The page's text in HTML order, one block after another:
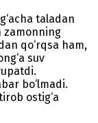
taladan
zamonning
qo‘rqsa ham,
suv
bo‘lmadi.
ostig‘a